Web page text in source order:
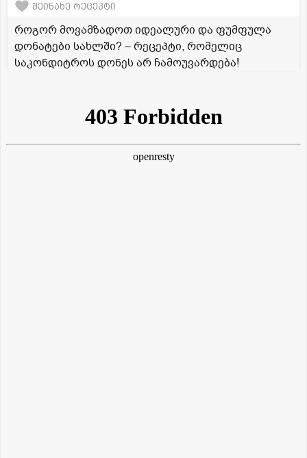
შეინახე რეცეპტი
როგორ მოვამზადოთ იდეალური და ფუმფულა
დონატები სახლში? – რეცეპტი, რომელიც
საკონდიტროს დონეს არ ჩამოუვარდება!